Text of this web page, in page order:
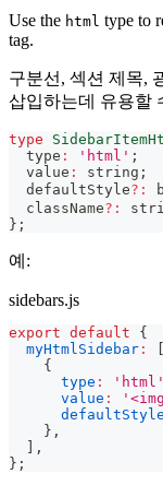
Use the html type to
tag.
구분선, 섹션 제목,
삽입하는데 유용할
type
  type
: 'html' ;
  value
: string ;
  defaultStyle
? :
  className
? :
} ;
예:
sidebars.js
export default
{
myHtmlSidebar :
{
type : 'html'
value :
defaultStyle
} ,
,
} ;